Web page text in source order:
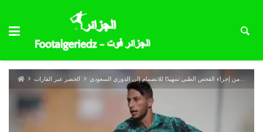
الخضر عبر القارات بوزوق قريب من إجراء الفحص الطبي تمهيدًا للانضمام إلى الدوري السعودي